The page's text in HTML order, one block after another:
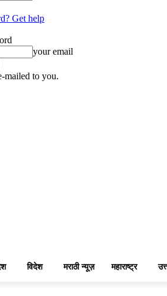
Get help
your email
mailed to you.
विदेश मराठी न्यूज़ महाराष्ट्र